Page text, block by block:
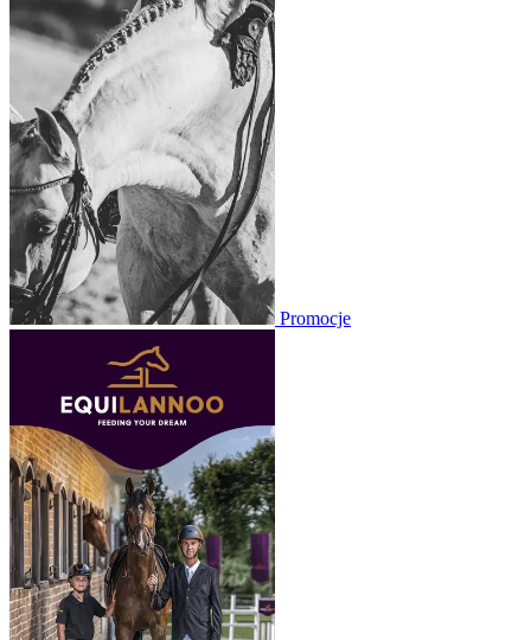
Promocje